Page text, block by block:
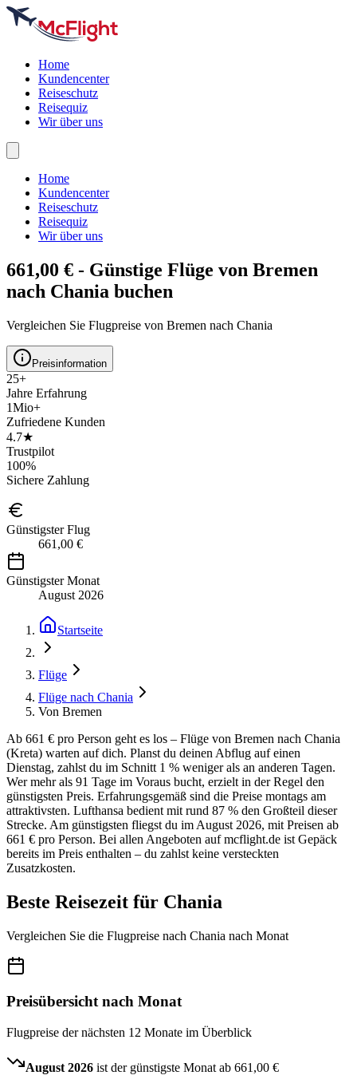
Home
Kundencenter
Reiseschutz
Reisequiz
Wir über uns
Home
Kundencenter
Reiseschutz
Reisequiz
Wir über uns
661,00 € - Günstige Flüge von Bremen
nach Chania buchen
Vergleichen Sie Flugpreise von Bremen nach Chania
Preisinformation
25+
Jahre Erfahrung
1Mio+
Zufriedene Kunden
4.7★
Trustpilot
100%
Sichere Zahlung
Günstigster Flug
661,00 €
Günstigster Monat
August 2026
Startseite
Flüge
Flüge nach Chania
Von Bremen
Ab 661 € pro Person geht es los – Flüge von Bremen nach Chania
(Kreta) warten auf dich. Planst du deinen Abflug auf einen
Dienstag, zahlst du im Schnitt 1 % weniger als an anderen Tagen.
Wer mehr als 91 Tage im Voraus bucht, erzielt in der Regel den
günstigsten Preis. Erfahrungsgemäß sind die Preise montags am
attraktivsten. Lufthansa bedient mit rund 87 % den Großteil dieser
Strecke. Am günstigsten fliegst du im August 2026, mit Preisen ab
661 € pro Person. Bei allen Angeboten auf mcflight.de ist Gepäck
bereits im Preis enthalten – du zahlst keine versteckten
Zusatzkosten.
Beste Reisezeit für Chania
Vergleichen Sie die Flugpreise nach Chania nach Monat
Preisübersicht nach Monat
Flugpreise der nächsten 12 Monate im Überblick
August 2026 ist der günstigste Monat ab 661,00 €